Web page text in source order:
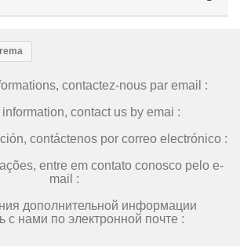
contactez-nous par email :
information, contact us by emai :
contáctenos por correo electrónico :
entre em contato conosco pelo e-
mail :
дополнительной информации
с нами по электронной почте :